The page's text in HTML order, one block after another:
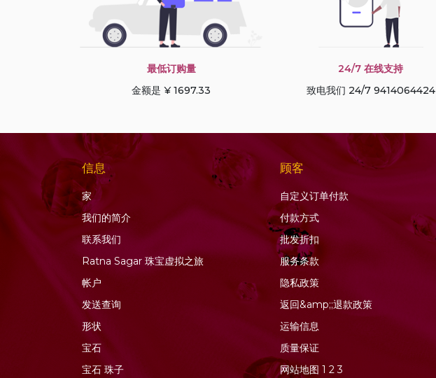
萤石宝石
葡萄石宝石
薰衣草石英
虎眼石
蜂蜜石英
软玉宝石
金发晶石英
金色月光石
钙铝榴石
钻石珠
铜蓝宝石
铜金红石石英
铬透辉石
最低订购量
金额是 ¥ 1697.33
24/7 在线支持
致电我们 24/7 9414064424
信息
家
我们的简介
联系我们
Ratna Sagar 珠宝虚拟之旅
帐户
发送查询
形状
宝石
宝石珠子
顾客
自定义订单付款
付款方式
批发折扣
服务条款
隐私政策
返回&amp;;退款政策
运输信息
质量保证
网站地图 1 2 3